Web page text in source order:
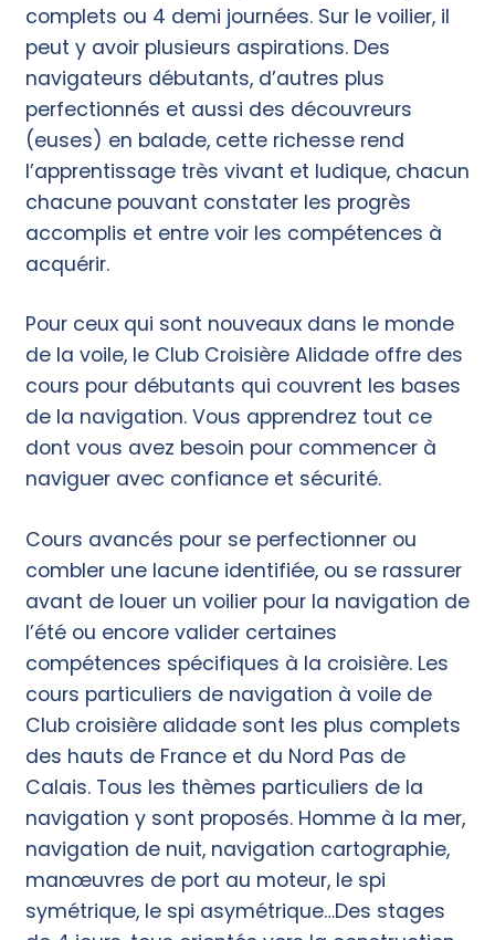
complets ou 4 demi journées. Sur le voilier, il
peut y avoir plusieurs aspirations. Des
navigateurs débutants, d’autres plus
perfectionnés et aussi des découvreurs
(euses) en balade, cette richesse rend
l’apprentissage très vivant et ludique, chacun
chacune pouvant constater les progrès
accomplis et entre voir les compétences à
acquérir.
Pour ceux qui sont nouveaux dans le monde
de la voile, le Club Croisière Alidade offre des
cours pour débutants qui couvrent les bases
de la navigation. Vous apprendrez tout ce
dont vous avez besoin pour commencer à
naviguer avec confiance et sécurité.
Cours avancés pour se perfectionner ou
combler une lacune identifiée, ou se rassurer
avant de louer un voilier pour la navigation de
l’été ou encore valider certaines
compétences spécifiques à la croisière. Les
cours particuliers de navigation à voile de
Club croisière alidade sont les plus complets
des hauts de France et du Nord Pas de
Calais. Tous les thèmes particuliers de la
navigation y sont proposés. Homme à la mer,
navigation de nuit, navigation cartographie,
manœuvres de port au moteur, le spi
symétrique, le spi asymétrique…Des stages